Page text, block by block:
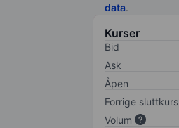
data.
Kurser
Bid
Ask
Åpen
Forrige sluttkurs
Volum